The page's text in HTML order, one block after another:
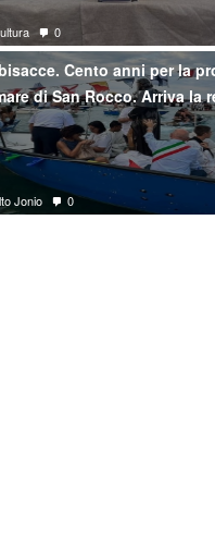
0
Cento anni per la
di San Rocco. Arriva la
Jonio 0